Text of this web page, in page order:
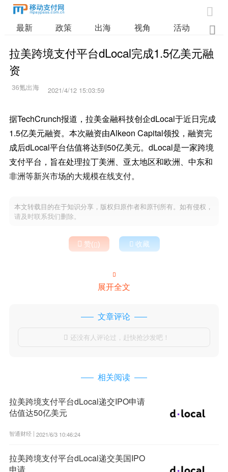

最新 政策 出海 视角 活动 业

拉美跨境支付平台dLocal完成1.5亿美元融
资
2021/4/12 15:03:59
据TechCrunch报道，拉美金融科技创企dLocal于近日完成
1.5亿美元融资。本次融资由Alkeon Capital领投，融资完
成后dLocal平台估值将达到50亿美元。dLocal是一家跨境
支付平台，旨在处理拉丁美洲、亚太地区和欧洲、中东和
非洲等新兴市场的大规模在线支付。
本文转载目的在于知识分享，版权归原作者和原刊所有。如有侵权，
请及时联系我们删除。
 赞()  收藏

展开全文
文章评论
 还没有人评论过，赶快抢沙发吧！
相关阅读
拉美跨境支付平台dLocal递交IPO申请
估值达50亿美元
智通财经 | 2021/6/3 10:46:24
拉美跨境支付平台dLocal递交美国IPO
申请